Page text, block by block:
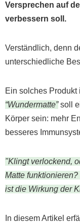
Versprechen auf
verbessern soll.
Verständlich, denn
unterschiedliche
Ein solches
“Wundermatte”soll
Körper sein: mehr
besseres
"Klingt verlockend,
Matte
ist die Wirkung der
In diesem Artikel